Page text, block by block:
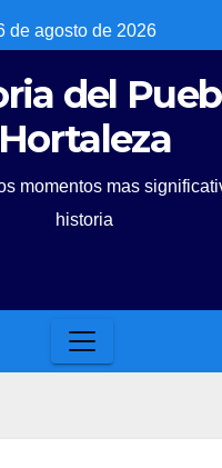
de agosto de 2026
del
Hortaleza
momentos mas
historia